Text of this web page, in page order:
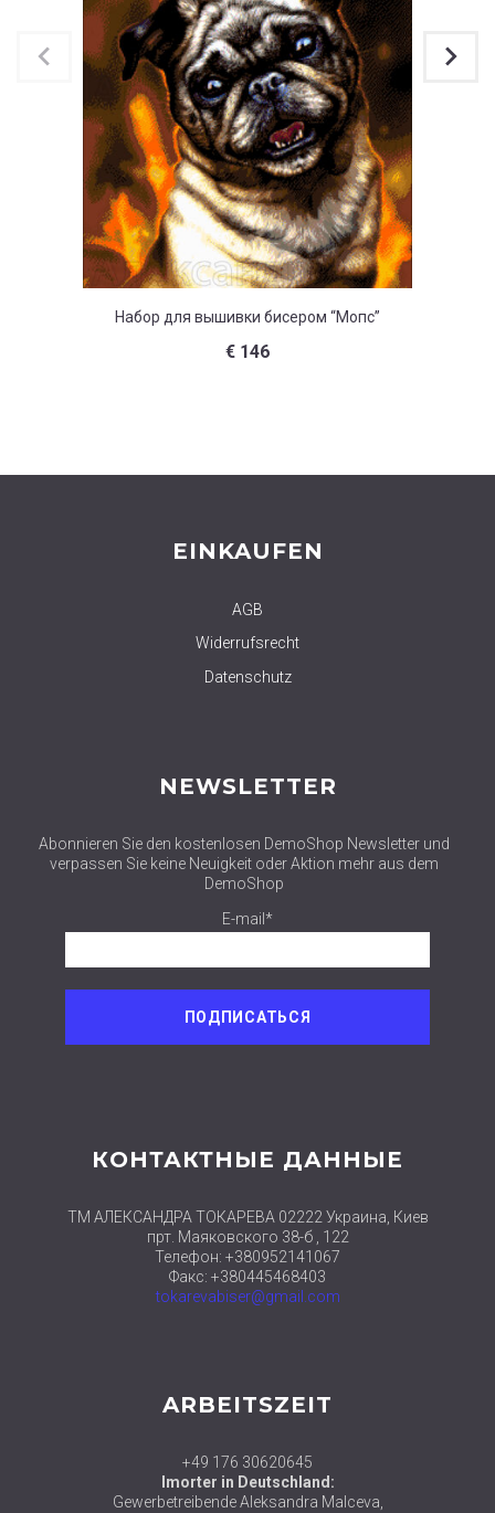
Набор для вышивки бисером “Мопс”
€ 146
EINKAUFEN
AGB
Widerrufsrecht
Datenschutz
NEWSLETTER
Abonnieren Sie den kostenlosen DemoShop Newsletter und
verpassen Sie keine Neuigkeit oder Aktion mehr aus dem
DemoShop
E-mail*
КОНТАКТНЫЕ ДАННЫЕ
ТМ АЛЕКСАНДРА ТОКАРЕВА 02222 Украина, Киев
прт. Маяковского 38-б , 122
Телефон: +380952141067
Факс: +380445468403
tokarevabiser@gmail.com
ARBEITSZEIT
+49 176 30620645
Imorter in Deutschland:
Gewerbetreibende Aleksandra Malceva,